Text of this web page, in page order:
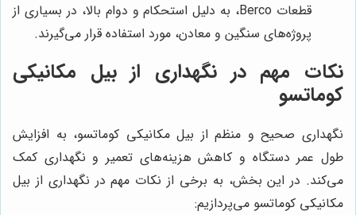
قطعات Berco، به دلیل استحکام و دوام بالا، در بسیاری از
پروژه‌های سنگین و معادن، مورد استفاده قرار می‌گیرند.
نکات مهم در نگهداری از بیل مکانیکی
کوماتسو
نگهداری صحیح و منظم از بیل مکانیکی کوماتسو، به افزایش
طول عمر دستگاه و کاهش هزینه‌های تعمیر و نگهداری کمک
می‌کند. در این بخش، به برخی از نکات مهم در نگهداری از بیل
مکانیکی کوماتسو می‌پردازیم: